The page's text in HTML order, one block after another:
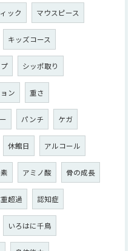
ック マウスピース
キッズコース
シッポ取り
ン 重さ
パンチ ケガ
休館日 アルコール
アミノ酸 骨の成長
超過 認知症
いろはに千鳥